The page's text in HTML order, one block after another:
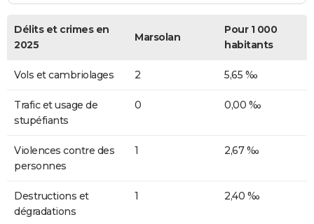
Délits et crimes en
2025
Marsolan
Pour 1 000
habitants
Vols et cambriolages 2 5,65 ‰
Trafic et usage de
stupéfiants
0 0,00 ‰
Violences contre des
personnes
1 2,67 ‰
Destructions et
dégradations
1 2,40 ‰